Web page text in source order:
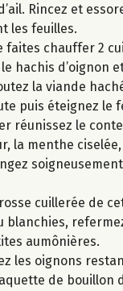
Rincez et
les feuilles.
faites chauffer 2
hachis d’oignon
la viande
puis éteignez le
réunissez le
la menthe
soigneusement
cuillerée de
blanchies,
aumônières.
les oignons
de bouillon